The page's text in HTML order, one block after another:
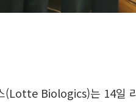
(Lotte Biologics)는 14일